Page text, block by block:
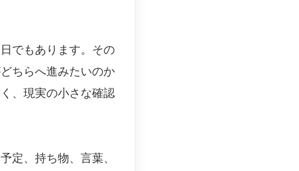
でもあります。その
ちらへ進みたいのか
、現実の小さな確認
定、持ち物、言葉、